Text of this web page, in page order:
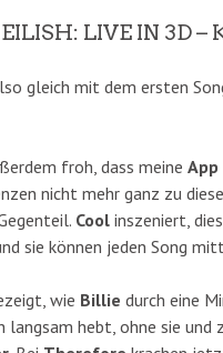
LIVE IN 3D
gleich mit dem ersten
froh, dass meine App
nicht mehr ganz zu
Cool inszeniert,
sie können jeden Song
wie Billie durch eine
langsam hebt, ohne sie und